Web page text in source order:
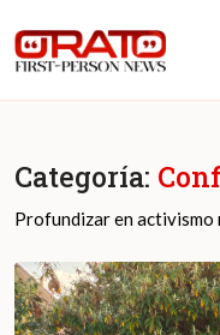
Categoría:
Profundizar en